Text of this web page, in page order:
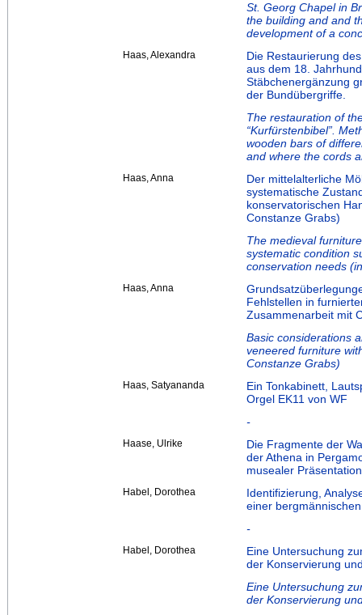
St. Georg Chapel in
the building and and
development of a
Haas, Alexandra
Die Restaurierung
aus dem 18.
Stäbchenergänzung
der Bundübergriffe.
The restauration of
“Kurfürstenbibel”.
wooden bars of
and where the cords
Haas, Anna
Der mittelalterliche
systematische
konservatorischen
Constanze Grabs)
The medieval
systematic condition
conservation needs
Haas, Anna
Fehlstellen in
Zusammenarbeit mit
Basic considerations
veneered furniture
Constanze Grabs)
Haas, Satyananda
Ein Tonkabinett,
Orgel EK11 von WF
-
Haase, Ulrike
Die Fragmente der
der Athena in
musealer Präsentation
Habel, Dorothea
Identifizierung,
einer
-
Habel, Dorothea
Eine Untersuchung
der Konservierung
Eine Untersuchung
der Konservierung